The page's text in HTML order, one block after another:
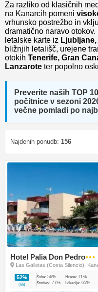
Za razliko od klasičnih
na Kanarcih pomeni
vrhunsko postrežbo in
dramatično naravo
letalske karte iz
bližnjih letališč, urejene
otokih Tenerife, Gran
Lanzarote ter popolno
Preverite naših TOP
počitnice v sezoni
večne pomladi po
Najdenih ponudb: 156
Hotel Palia Don Pedro●●●
Las Galletas (Costa Silencio),
52%
(66)
Soba: 56% Hrana: 71%
Storitev: 77% Lokacija: 65%